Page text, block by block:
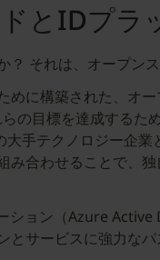
とIDプラ
それは、オープン
めに構築された、オ
の目標を達成する
手テクノロジー企業
み合わせることで、
ション（Azure
サービスに強力な